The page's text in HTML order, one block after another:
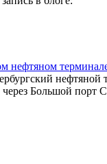
нефтяном
Большой порт